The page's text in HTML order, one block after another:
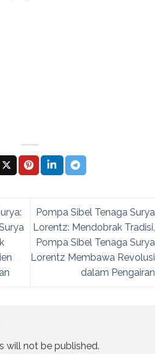
Pompa Sibel Tenaga Surya
Lorentz: Mendobrak Tradisi,
Pompa Sibel Tenaga Surya
Lorentz Membawa Revolusi
dalam Pengairan
will not be published.